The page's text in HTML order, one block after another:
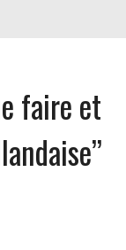
faire et